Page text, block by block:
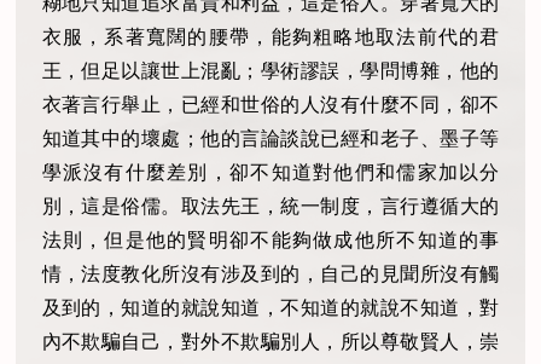
衣服，系著寬闊的腰帶，能夠粗略地取法前代的君
王，但足以讓世上混亂；學術謬誤，學問博雜，他的
衣著言行舉止，已經和世俗的人沒有什麼不同，卻不
知道其中的壞處；他的言論談說已經和老子、墨子等
學派沒有什麼差別，卻不知道對他們和儒家加以分
別，這是俗儒。取法先王，統一制度，言行遵循大的
法則，但是他的賢明卻不能夠做成他所不知道的事
情，法度教化所沒有涉及到的，自己的見聞所沒有觸
及到的，知道的就說知道，不知道的就說不知道，對
內不欺騙自己，對外不欺騙別人，所以尊敬賢人，崇